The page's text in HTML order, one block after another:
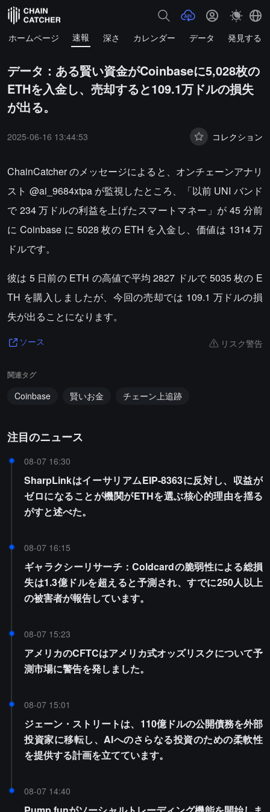
ホームページ 速報 深さ カレンダー データ 発見する
データ：ある賢い資金がCoinbaseに5,028枚の
ETHを入金し、売却すると109.1万ドルの損失
が出る。
2025-06-16 13:44:53 コレクション
ChainCatcher のメッセージによると、オンチェーンアナリ
スト @ai_9684xtpa が監視したところ、「以前 UNI バンド
で 234 万ドルの利益を上げたスマートマネー」が 45 分前
に Coinbase に 5028 枚の ETH を入金し、価値は 1314 万
ドルです。
彼は 5 日前の ETH の高値で平均 2827 ドルで 5035 枚の E
TH を購入しましたが、今回の売却では 109.1 万ドルの損
失が出ることになります。
ソース リスク警告
関連タグ
Coinbase 賢いお金 チェーン上追跡
注目のニュース
08-07 16:30
SharpLinkはイーサリアムEIP-8363に反対し、収益が
ゼロになることが機関がETHを選ぶ核心的理由を揺る
がすと述べた。
08-07 16:15
ギャラクシーリサーチ：Coldcardの脆弱性による総損
失は1.3億ドルを超えると予測され、すでに250人以上
の被害者が報告しています。
08-07 15:23
アメリカのCFTCはアメリカ式オッズリスクについて予
測市場に警告を発しました。
08-07 15:01
ジェーン・ストリートは、110億ドルの公開債務を外部
投資家に移転し、AIへのさらなる投資のための柔軟性
を提供する計画を立てています。
08-07 14:40